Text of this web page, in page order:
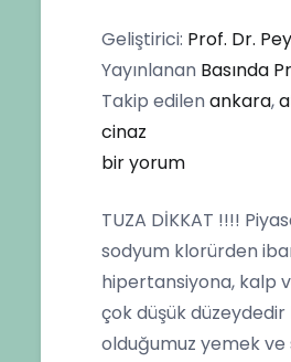
Geliştirici: Prof. Dr.
Yayınlanan Basında
Takip edilenankara,
cinaz
Prof.
Cinaz
Kaya
Tuzu
Hakkında
Atv’ye
bir yorum
TUZA DİKKAT !!!!
sodyum klorürden
hipertansiyona, kalp
çok düşük
olduğumuz yemek ve